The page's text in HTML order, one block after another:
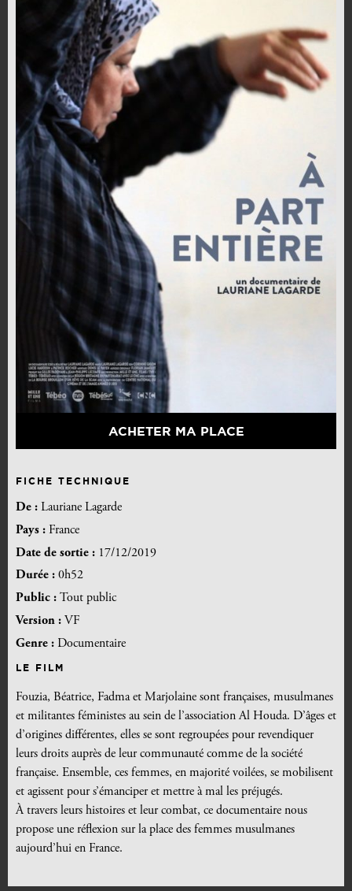
ACHETER MA PLACE
FICHE TECHNIQUE
De : Lauriane Lagarde
Pays : France
Date de sortie : 17/12/2019
Durée : 0h52
Public : Tout public
Version : VF
Genre : Documentaire
LE FILM
Fouzia, Béatrice, Fadma et Marjolaine sont françaises, musulmanes
et militantes féministes au sein de l’association Al Houda. D’âges et
d’origines différentes, elles se sont regroupées pour revendiquer
leurs droits auprès de leur communauté comme de la société
française. Ensemble, ces femmes, en majorité voilées, se mobilisent
et agissent pour s’émanciper et mettre à mal les préjugés.
À travers leurs histoires et leur combat, ce documentaire nous
propose une réflexion sur la place des femmes musulmanes
aujourd’hui en France.